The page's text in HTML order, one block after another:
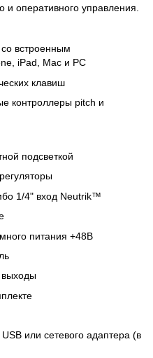
и оперативного управления.
встроенным
iPad, Mac и PC
клавиш
контроллеры pitch и
подсветкой
1/4" вход Neutrik™
питания +48В
или сетевого адаптера (в